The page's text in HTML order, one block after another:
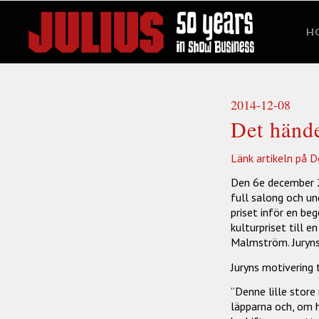
2014-12-08
Det
Länk artikeln på
Den 6e
full salong och
priset inför en
kulturpriset till en
Malmström.
Juryns
”Denne lille
läpparna och, om